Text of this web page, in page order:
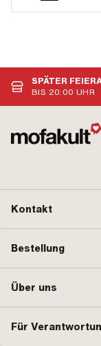
SPÄTER
BIS 20:00 UHR
Kontakt
Bestellung
Über uns
Für